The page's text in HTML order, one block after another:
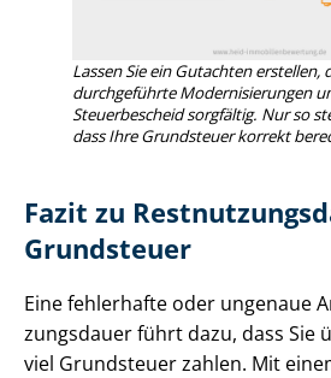
Lassen Sie ein Gutachten erstellen,
durchgeführte Mo­der­ni­sie­run­gen
Steuerbescheid sorgfältig. Nur so
dass Ihre Grundsteuer korrekt
Fazit zu
Grundsteuer
Eine fehlerhafte oder ungenaue
zungs­dau­er führt dazu, dass Sie
viel Grundsteuer zahlen. Mit